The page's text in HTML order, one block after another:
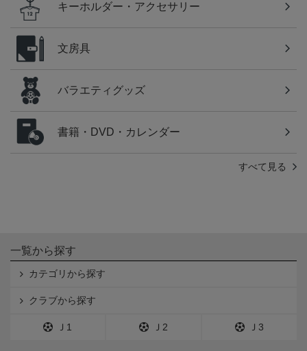
キーホルダー・アクセサリー
文房具
バラエティグッズ
書籍・DVD・カレンダー
すべて見る
一覧から探す
カテゴリから探す
クラブから探す
Ｊ1 Ｊ2 Ｊ3